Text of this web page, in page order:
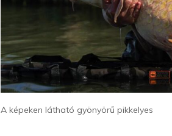
A képeken látható gyönyörű pikkelyes